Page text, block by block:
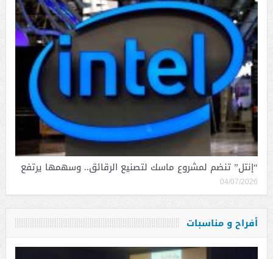
“إنتل” تنضم لمشروع ماسك لتصنيع الرقائق.. وسهمها يرتفع
04/07/2026
أفراح و مناسبات